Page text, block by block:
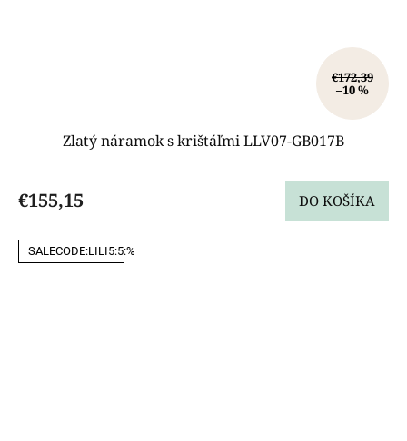
€172,39
–10 %
Zlatý náramok s krištáľmi LLV07-GB017B
€155,15 DO KOŠÍKA
SALECODE:LILI5:5:%